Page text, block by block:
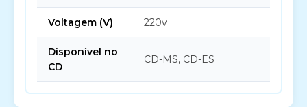
Voltagem (V) 220v
Disponível no
CD
CD-MS, CD-ES